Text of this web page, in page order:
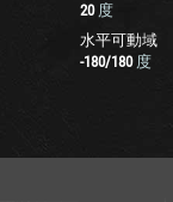
20 度
水平可動域
-180/180 度